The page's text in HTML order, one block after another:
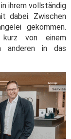
ihrem vollständig
dabei. Zwischen
gekommen.
von einem
anderen in das